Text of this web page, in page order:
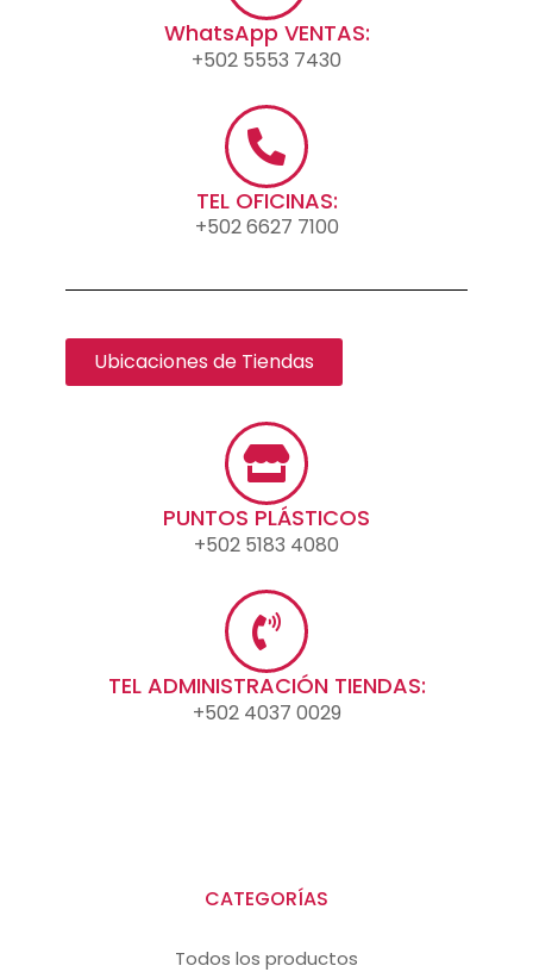
WhatsApp VENTAS:
+502 5553 7430
TEL OFICINAS:
+502 6627 7100
Ubicaciones de Tiendas
PUNTOS PLÁSTICOS
+502 5183 4080
TEL ADMINISTRACIÓN TIENDAS:
+502 4037 0029
CATEGORÍAS
Todos los productos